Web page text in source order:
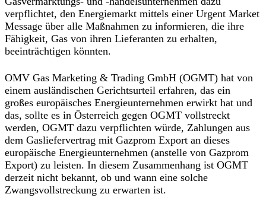
verpflichtet, den Energiemarkt mittels einer Urgent Market
Message über alle Maßnahmen zu informieren, die ihre
Fähigkeit, Gas von ihren Lieferanten zu erhalten,
beeinträchtigen könnten.
OMV Gas Marketing & Trading GmbH (OGMT) hat von
einem ausländischen Gerichtsurteil erfahren, das ein
großes europäisches Energieunternehmen erwirkt hat und
das, sollte es in Österreich gegen OGMT vollstreckt
werden, OGMT dazu verpflichten würde, Zahlungen aus
dem Gasliefervertrag mit Gazprom Export an dieses
europäische Energieunternehmen (anstelle von Gazprom
Export) zu leisten. In diesem Zusammenhang ist OGMT
derzeit nicht bekannt, ob und wann eine solche
Zwangsvollstreckung zu erwarten ist.